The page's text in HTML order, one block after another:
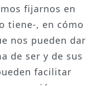
fijarnos en
tiene-, en cómo
nos pueden dar
de ser y de sus
facilitar